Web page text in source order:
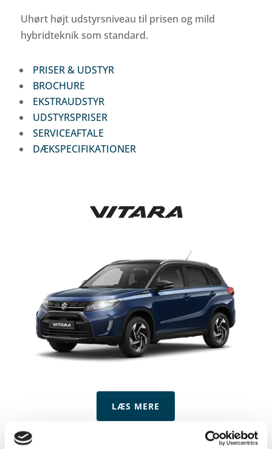
Uhørt højt udstyrsniveau til prisen og mild
hybridteknik som standard.
PRISER & UDSTYR
BROCHURE
EKSTRAUDSTYR
UDSTYRSPRISER
SERVICEAFTALE
DÆKSPECIFIKATIONER
LÆS MERE